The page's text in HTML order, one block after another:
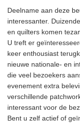
Deelname aan deze
interessanter.
en quilters komen
U treft er
keer enthousiast
nieuwe nationale- en
die veel bezoekers
evenement extra
verschillende
interessant voor de
Bent u zelf actief of